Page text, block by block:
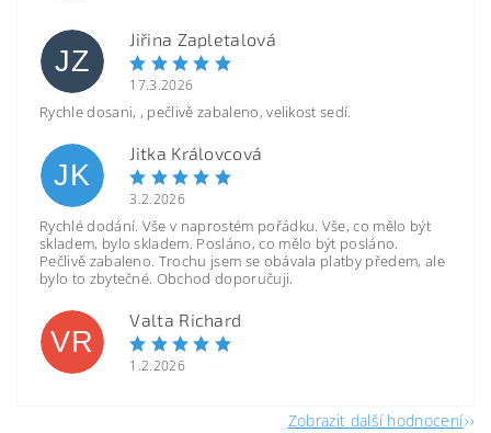
JZ
Jiřina Zapletalová
17.3.2026
Rychle dosani, , pečlivě zabaleno, velikost sedí.
JK
Jitka Královcová
3.2.2026
Rychlé dodání. Vše v naprostém pořádku. Vše, co mělo být
skladem, bylo skladem. Posláno, co mělo být posláno.
Pečlivě zabaleno. Trochu jsem se obávala platby předem, ale
bylo to zbytečné. Obchod doporučuji.
VR
Valta Richard
1.2.2026
Zobrazit další hodnocení